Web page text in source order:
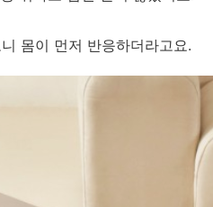
몸이 먼저 반응하더라고요.